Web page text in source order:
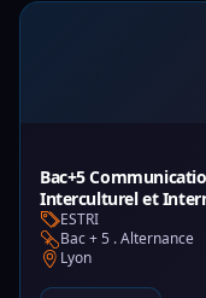
Bac+5
Interculturel et
ESTRI
Bac + 5 . Alternance
Lyon